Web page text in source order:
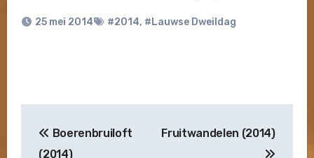
25 mei 2014 #2014, #Lauwse Dweildag
navigatie
Boerenbruiloft
(2014)
Fruitwandelen (2014)